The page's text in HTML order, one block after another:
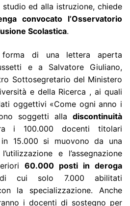
ed alla istruzione, chiede
convocato l’Osservatorio
Scolastica.
di una lettera aperta
e a Salvatore Giuliano,
Sottosegretario del Ministero
e della Ricerca , ai quali
oggettivi «Come ogni anno i
soggetti alla discontinuità
i 100.000 docenti titolari
15.000 si muovono da una
e l’assegnazione
60.000 posti in deroga
di cui solo 7.000 abilitati
la specializzazione. Anche
i docenti di sostegno per